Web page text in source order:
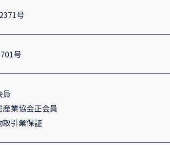
号
号
員
産業協会正会員
取引業保証